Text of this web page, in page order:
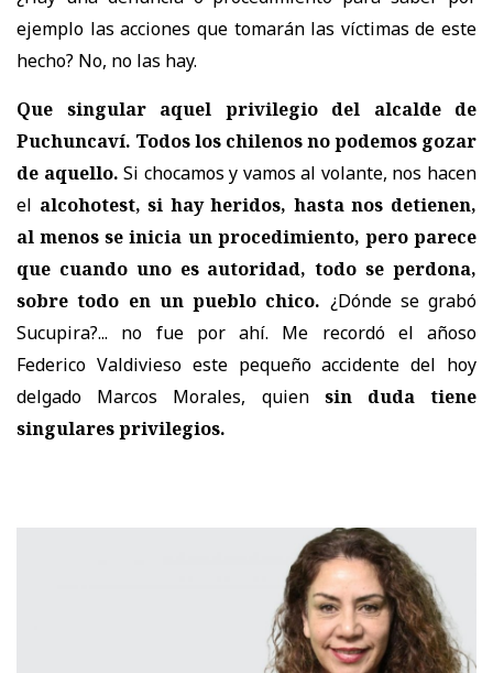
ejemplo las acciones que tomarán las víctimas de este
hecho? No, no las hay.
Que singular aquel privilegio del alcalde de
Puchuncaví. Todos los chilenos no podemos gozar
de aquello. Si chocamos y vamos al volante, nos hacen
el alcohotest, si hay heridos, hasta nos detienen,
al menos se inicia un procedimiento, pero parece
que cuando uno es autoridad, todo se perdona,
sobre todo en un pueblo chico. ¿Dónde se grabó
Sucupira?... no fue por ahí. Me recordó el añoso
Federico Valdivieso este pequeño accidente del hoy
delgado Marcos Morales, quien sin duda tiene
singulares privilegios.